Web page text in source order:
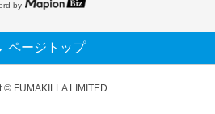
by
ページトップ
© FUMAKILLA LIMITED.